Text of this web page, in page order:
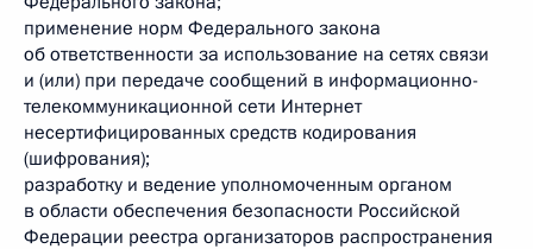
применение норм Федерального закона
об ответственности за использование на сетях связи
и (или) при передаче сообщений в информационно-
телекоммуникационной сети Интернет
несертифицированных средств кодирования
(шифрования);
разработку и ведение уполномоченным органом
в области обеспечения безопасности Российской
Федерации реестра организаторов распространения